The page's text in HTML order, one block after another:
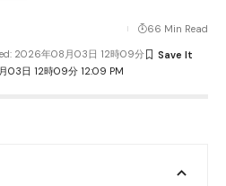
日 12時09分 12:09 PM
2026年08月03日 12時09分
66 Min Read